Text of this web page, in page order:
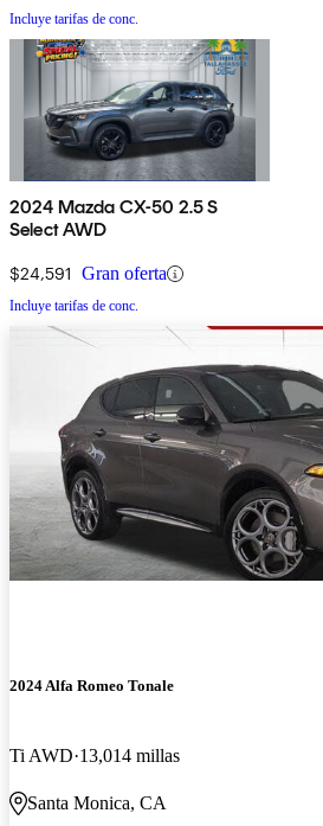
Incluye tarifas de conc.
2024 Mazda CX-50 2.5 S
Select AWD
$24,591 Gran oferta
Incluye tarifas de conc.
2024 Alfa Romeo Tonale
Ti AWD 13,014 millas
Santa Monica, CA